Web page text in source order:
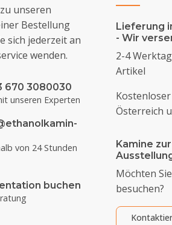
unseren
Bestellung
sich jederzeit an
wenden.
670 3080030
unseren Experten
von 24 Stunden
buchen
Lieferung
- Wir
2-4
Artikel
Österreich
Kamine
Möchten
besuchen?